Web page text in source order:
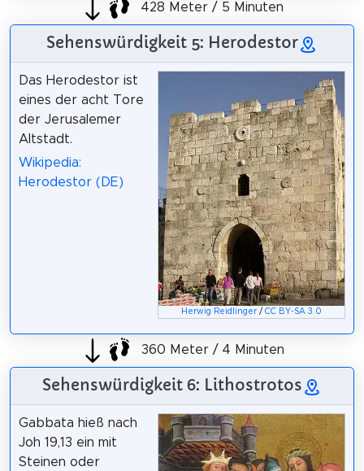
428 Meter / 5 Minuten
Sehenswürdigkeit 5: Herodestor
Herwig Reidlinger /CC BY-SA 3.0
Das Herodestor ist
eines der acht Tore
der Jerusalemer
Altstadt.
Wikipedia:
Herodestor (DE)
360 Meter / 4 Minuten
Sehenswürdigkeit 6: Lithostrotos
Gabbata hieß nach
Joh 19,13 ein mit
Steinen oder